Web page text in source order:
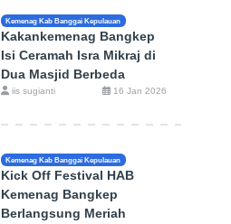
Kemenag Kab Banggai Kepulauan
Kakankemenag Bangkep
Isi Ceramah Isra Mikraj di
Dua Masjid Berbeda
iis sugianti 16 Jan 2026
Kemenag Kab Banggai Kepulauan
Kick Off Festival HAB
Kemenag Bangkep
Berlangsung Meriah